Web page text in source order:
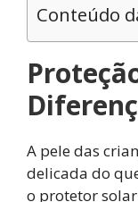
Conteúdo
A pele das
delicada do
o protetor